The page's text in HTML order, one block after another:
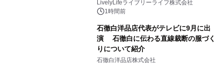
LivelyLifeライブリーライフ株式会社
1時間前
石徹白洋品店代表がテレビに9月に出
演 石徹白に伝わる直線裁断の服づく
りについて紹介
石徹白洋品店株式会社